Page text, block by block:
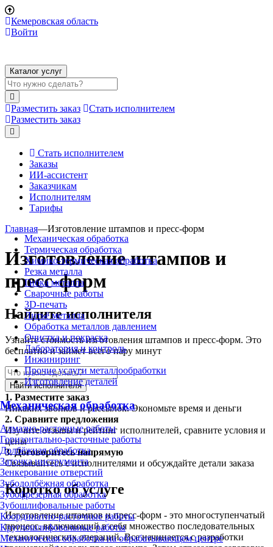
Кемеровская область
Войти
Каталог услуг
Разместить заказ
Стать исполнителем
Разместить заказ
Стать исполнителем
Заказы
ИИ-ассистент
Заказчикам
Исполнителям
Тарифы
Механическая обработка
Термическая обработка
Химико-термическая обработка
Резка металла
Гибка металла
Сварочные работы
3D-печать
Литьё металла
Обработка металлов давлением
Очистка и покраска
Лаборатория и контроль
Инжиниринг
Прочие услуги металлообработки
Изготовление деталей
Механическая обработка
Алмазно-расточные работы
Горизонтально-расточные работы
Долбёжная обработка
Заточка инструмента
Зенкерование отверстий
Зубодолбёжная обработка
Зубофрезерная обработка
Зубошлифовальные работы
Координатно-расточные работы
Круглошлифовальные работы
Механическая обработка на обрабатывающем центре
Главная—Изготовление штампов и пресс-форм
Изготовление штампов и
пресс-форм
Найдите исполнителя
Узнайте стоимость изготовления штампов и пресс-форм. Это
бесплатно и займет всего пару минут
Найти исполнителя
1. Разместите заказ
Никаких звонков и рассылок. Экономьте время и деньги
2. Сравните предложения
Изучите отзывы и рейтинг исполнителей, сравните условия и
цены
3.Договоритесь напрямую
Связывайтесь с исполнителями и обсуждайте детали заказа
Коротко об услуге
Изготовление штампов и пресс-форм - это многоступенчатый
процесс, включающий в себя множество последовательных
технологических операций. Все начинается с разработки